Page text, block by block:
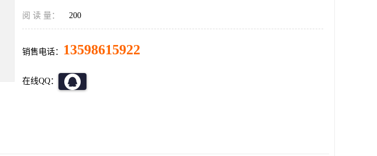
阅 读 量： 200
销售电话： 13598615922
在线QQ：